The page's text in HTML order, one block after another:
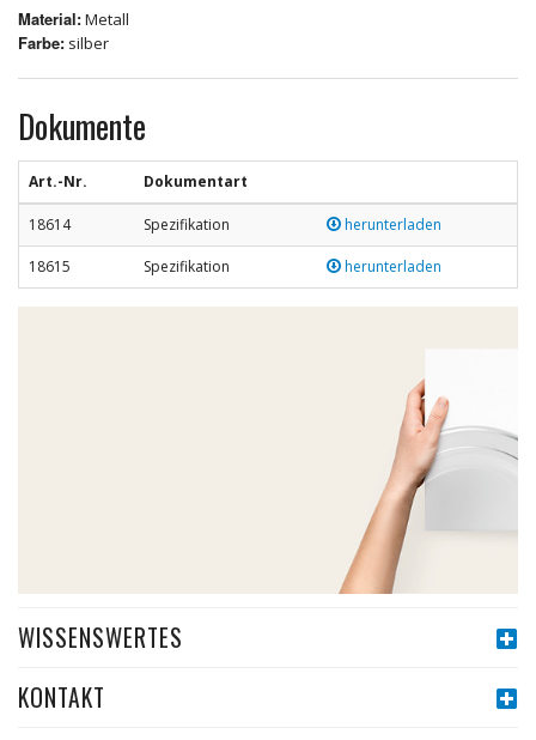
Material:Metall
Farbe: silber
Dokumente
Art.-Nr. Dokumentart
18614 Spezifikation herunterladen
18615 Spezifikation herunterladen
WISSENSWERTES
KONTAKT